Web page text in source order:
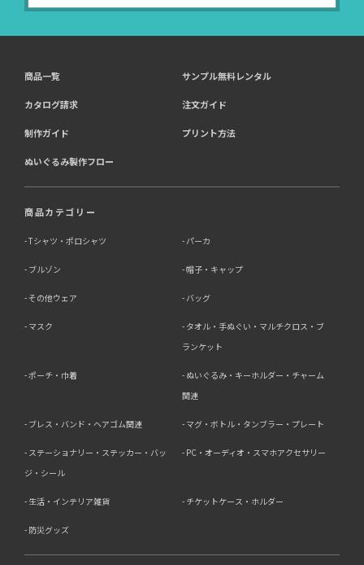
商品一覧 サンプル無料レンタル
カタログ請求 注文ガイド
制作ガイド プリント方法
ぬいぐるみ製作フロー
商品カテゴリー
Tシャツ・ポロシャツ パーカ
ブルゾン 帽子・キャップ
その他ウェア バッグ
マスク
タオル・手ぬぐい・マルチクロス・ブ
ランケット
ポーチ・巾着
ぬいぐるみ・キーホルダー・チャーム
関連
ブレス・バンド・ヘアゴム関連 マグ・ボトル・タンブラー・プレート
ステーショナリー・ステッカー・バッ
ジ・シール
PC・オーディオ・スマホアクセサリー
生活・インテリア雑貨 チケットケース・ホルダー
防災グッズ